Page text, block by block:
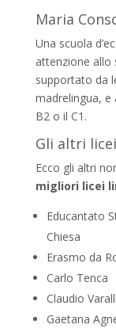
Maria
Una scuola
attenzione allo
supportato da
madrelingua, e
B2 o il C1.
Gli altri
Ecco gli altri
migliori licei
Educantato
Chiesa
Erasmo da
Carlo Tenca
Claudio Varalli
Gaetana